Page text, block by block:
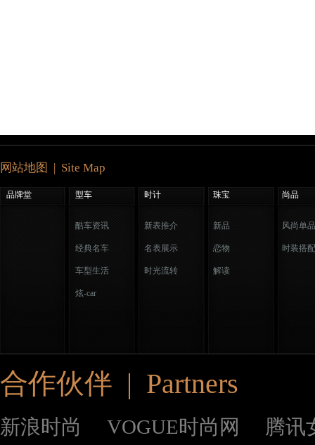
网站地图 | Site Map
品牌堂 型车 时计 珠宝 尚品
酷车资讯
经典名车
车型生活
炫-car
新表推介
名表展示
时光流转
新品
恋物
解读
风尚单品
时装搭配
合作伙伴 | Partners
新浪时尚 VOGUE时尚网 腾讯